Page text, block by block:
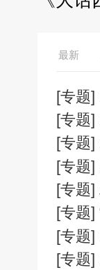
大话2经典版
[
[
[
[
[